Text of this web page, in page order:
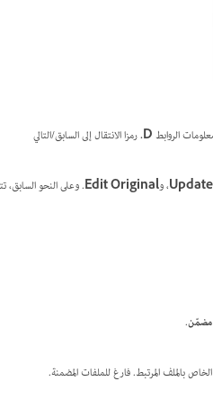
الروابط D. رمزا الانتقال إلى السابق/التالي‬
، وEdit Original. وعلى النحو السابق،
مضمّن.
بالملف المرتبط. فارغ للملفات المضمنة.